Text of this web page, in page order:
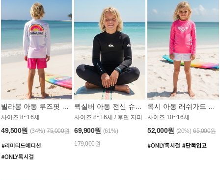
사이즈 8~16세
49,500원 (34%) 75,000원
사이즈 8~16세 / 후면 지퍼
69,900원 (61%)
179,000원
사이즈 10~16세
52,000원 (20%) 65,000원